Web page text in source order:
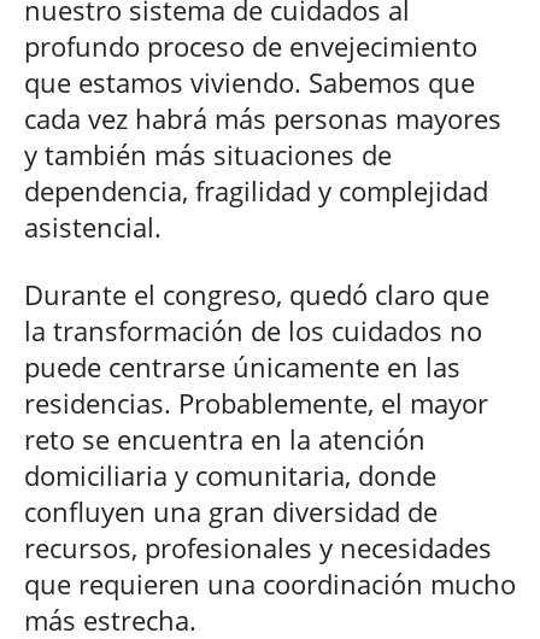
nuestro sistema de cuidados al
profundo proceso de envejecimiento
que estamos viviendo. Sabemos que
cada vez habrá más personas mayores
y también más situaciones de
dependencia, fragilidad y complejidad
asistencial.
Durante el congreso, quedó claro que
la transformación de los cuidados no
puede centrarse únicamente en las
residencias. Probablemente, el mayor
reto se encuentra en la atención
domiciliaria y comunitaria, donde
confluyen una gran diversidad de
recursos, profesionales y necesidades
que requieren una coordinación mucho
más estrecha.